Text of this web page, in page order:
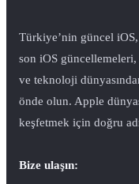
Türkiye’nin güncel
son iOS
ve teknoloji
önde olun. Apple
keşfetmek için doğru
Bize ulaşın: